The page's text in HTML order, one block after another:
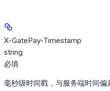
X-GatePay-Timestamp
string
必填
毫秒级时间戳，与服务端时间